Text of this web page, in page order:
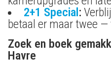
2+1 Special:
betaal er maar twee
Zoek en boek
Havre